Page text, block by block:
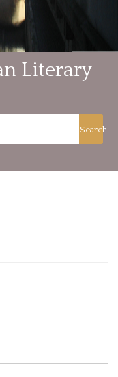
Literary
Search